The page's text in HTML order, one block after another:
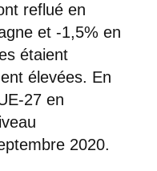
reflué en
et -1,5% en
étaient
élevées. En
27 en
2020.